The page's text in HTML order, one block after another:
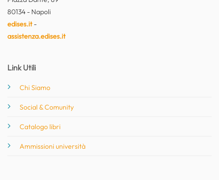
80134 - Napoli
edises.it-
assistenza.edises.it
Link Utili
Chi Siamo
Social & Comunity
Catalogo libri
Ammissioni università